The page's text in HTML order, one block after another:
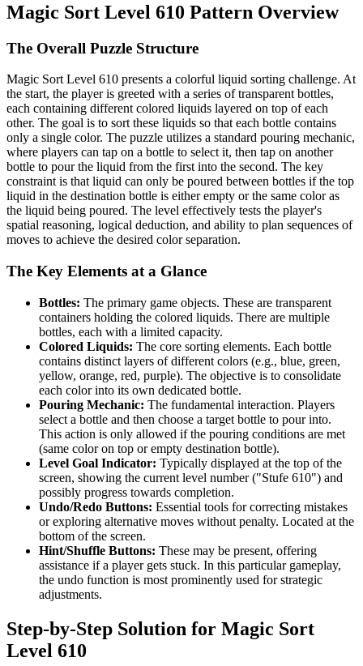
Magic Sort Level 610 Pattern Overview
The Overall Puzzle Structure
Magic Sort Level 610 presents a colorful liquid sorting challenge. At
the start, the player is greeted with a series of transparent bottles,
each containing different colored liquids layered on top of each
other. The goal is to sort these liquids so that each bottle contains
only a single color. The puzzle utilizes a standard pouring mechanic,
where players can tap on a bottle to select it, then tap on another
bottle to pour the liquid from the first into the second. The key
constraint is that liquid can only be poured between bottles if the top
liquid in the destination bottle is either empty or the same color as
the liquid being poured. The level effectively tests the player's
spatial reasoning, logical deduction, and ability to plan sequences of
moves to achieve the desired color separation.
The Key Elements at a Glance
Bottles: The primary game objects. These are transparent
containers holding the colored liquids. There are multiple
bottles, each with a limited capacity.
Colored Liquids: The core sorting elements. Each bottle
contains distinct layers of different colors (e.g., blue, green,
yellow, orange, red, purple). The objective is to consolidate
each color into its own dedicated bottle.
Pouring Mechanic: The fundamental interaction. Players
select a bottle and then choose a target bottle to pour into.
This action is only allowed if the pouring conditions are met
(same color on top or empty destination bottle).
Level Goal Indicator: Typically displayed at the top of the
screen, showing the current level number ("Stufe 610") and
possibly progress towards completion.
Undo/Redo Buttons: Essential tools for correcting mistakes
or exploring alternative moves without penalty. Located at the
bottom of the screen.
Hint/Shuffle Buttons: These may be present, offering
assistance if a player gets stuck. In this particular gameplay,
the undo function is most prominently used for strategic
adjustments.
Step-by-Step Solution for Magic Sort
Level 610